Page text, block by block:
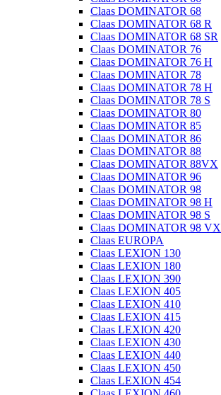
Claas DOMINATOR 68
Claas DOMINATOR 68 R
Claas DOMINATOR 68 SR
Claas DOMINATOR 76
Claas DOMINATOR 76 H
Claas DOMINATOR 78
Claas DOMINATOR 78 H
Claas DOMINATOR 78 S
Claas DOMINATOR 80
Claas DOMINATOR 85
Claas DOMINATOR 86
Claas DOMINATOR 88
Claas DOMINATOR 88VX
Claas DOMINATOR 96
Claas DOMINATOR 98
Claas DOMINATOR 98 H
Claas DOMINATOR 98 S
Claas DOMINATOR 98 VX
Claas EUROPA
Claas LEXION 130
Claas LEXION 180
Claas LEXION 390
Claas LEXION 405
Claas LEXION 410
Claas LEXION 415
Claas LEXION 420
Claas LEXION 430
Claas LEXION 440
Claas LEXION 450
Claas LEXION 454